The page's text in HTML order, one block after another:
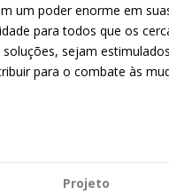
um poder enorme em
para todos que os
sejam
para o combate às
Projeto